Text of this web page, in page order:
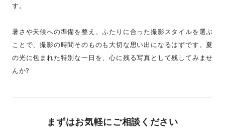
す。
暑さや天候への準備を整え、ふたりに合った撮影スタイルを選ぶ
ことで、撮影の時間そのものも大切な思い出になるはずです。夏
の光に包まれた特別な一日を、心に残る写真として残してみませ
んか?
まずはお気軽にご相談ください